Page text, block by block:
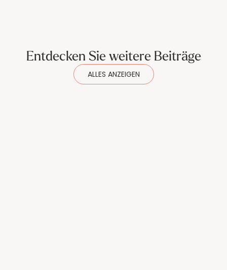
Entdecken Sie weitere Beiträge
ALLES ANZEIGEN